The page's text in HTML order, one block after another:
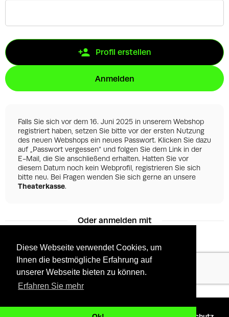
Diese Webseite verwendet Cookies, um
Ihnen die bestmögliche Erfahrung auf
unserer Webseite bieten zu können.
Erfahren Sie mehr
Profil erstellen
Anmelden
Falls Sie sich vor dem 16. Juni 2025 in unserem Webshop
registriert haben, setzen Sie bitte vor der ersten Nutzung
des neuen Webshops ein neues Passwort. Klicken Sie dazu
auf „Passwort vergessen“ und folgen Sie dem Link in der
E-Mail, die Sie anschließend erhalten. Hatten Sie vor
diesem Datum noch kein Webprofil, registrieren Sie sich
bitte neu. Bei Fragen wenden Sie sich gerne an unsere
Theaterkasse.
Oder anmelden mit
Facebook